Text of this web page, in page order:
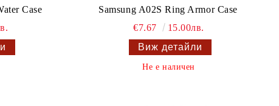
Case
Samsung A02S Ring Armor Case
€7.67
15.00лв.
Виж детайли
Не е наличен